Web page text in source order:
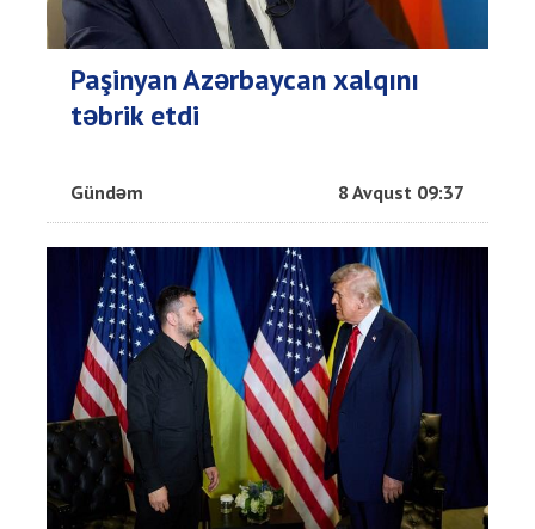
Paşinyan Azərbaycan xalqını
təbrik etdi
Gündəm 8 Avqust 09:37